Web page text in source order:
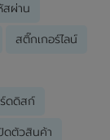
สผ่าน
สติ๊กเกอร์ไลน์
ดดิสก์
ดตัวสินค้า